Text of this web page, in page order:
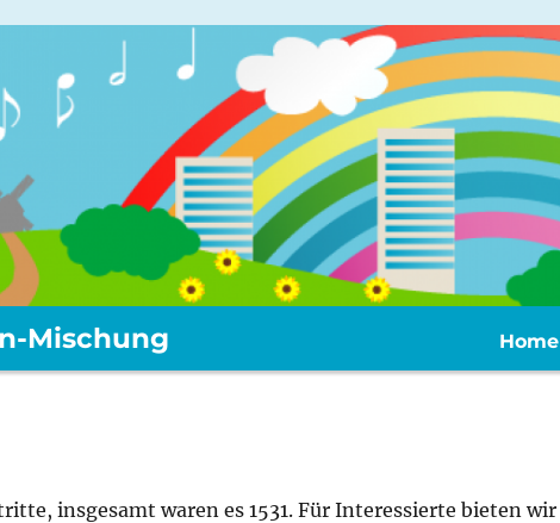
Mischung Home
insgesamt waren es 1531. Für Interessierte bieten wir